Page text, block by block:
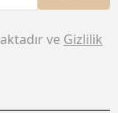
ve Gizlilik